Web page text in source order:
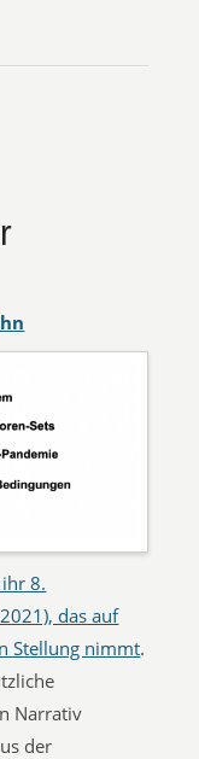
8.
das auf
Stellung nimmt.
Narrativ
der